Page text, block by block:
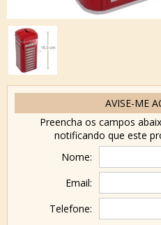
AVISE-ME
Preencha os campos
notificando que este
Nome:
Email:
Telefone: